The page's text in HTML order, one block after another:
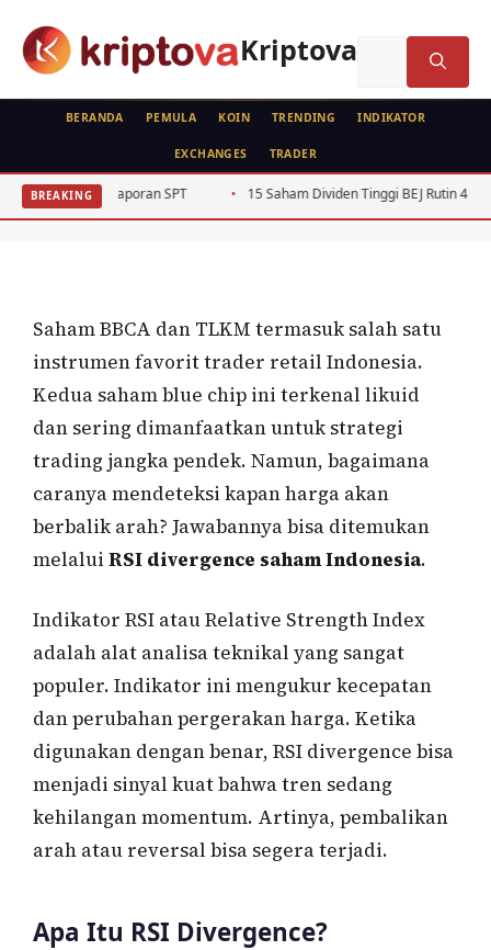
Kriptova
BERANDA PEMULA KOIN TRENDING INDIKATOR
EXCHANGES TRADER
BREAKING
SPT 15 Saham Dividen Tinggi BEJ Rutin 4 Tahun Beruntun 2022-
RSI Divergence Saham Indonesia:
Panduan Trading BBCA TLKM
Saham BBCA dan TLKM termasuk salah satu
instrumen favorit trader retail Indonesia.
Kedua saham blue chip ini terkenal likuid
dan sering dimanfaatkan untuk strategi
trading jangka pendek. Namun, bagaimana
caranya mendeteksi kapan harga akan
berbalik arah? Jawabannya bisa ditemukan
melalui RSI divergence saham Indonesia.
Indikator RSI atau Relative Strength Index
adalah alat analisa teknikal yang sangat
populer. Indikator ini mengukur kecepatan
dan perubahan pergerakan harga. Ketika
digunakan dengan benar, RSI divergence bisa
menjadi sinyal kuat bahwa tren sedang
kehilangan momentum. Artinya, pembalikan
arah atau reversal bisa segera terjadi.
Apa Itu RSI Divergence?